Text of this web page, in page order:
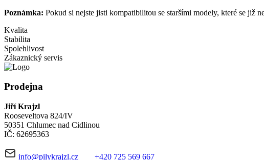
Poznámka: Pokud si nejste jisti kompatibilitou se staršími modely, které se již
Kvalita
Stabilita
Spolehlivost
Zákaznický servis
Prodejna
Jiří Krajzl
Rooseveltova 824/IV
50351 Chlumec nad Cidlinou
IČ: 62695363
info@pilykrajzl.cz +420 725 569 667